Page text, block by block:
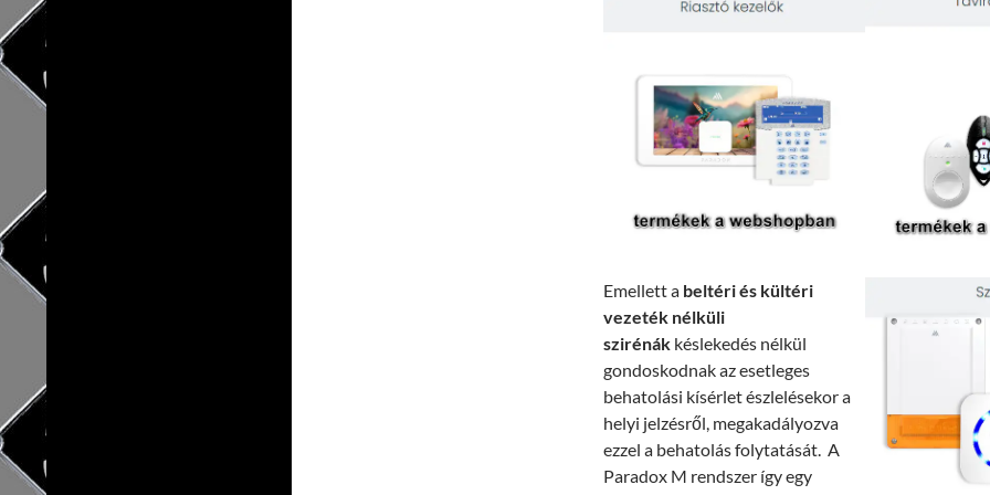
Emellett a beltéri és kültéri
vezeték nélküli
szirénák késlekedés nélkül
gondoskodnak az esetleges
behatolási kísérlet észlelésekor a
helyi jelzésről, megakadályozva
ezzel a behatolás folytatását. A
Paradox M rendszer így egy